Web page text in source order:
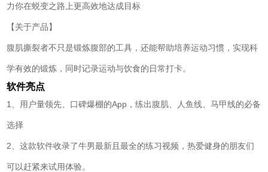
力你在蜕变之路上更高效地达成目标
【关于产品】
腹肌撕裂者不只是锻炼腹部的工具，还能帮助培养运动习惯，实现科
学有效的锻炼，同时记录运动与饮食的日常打卡。
软件亮点
1、用户量领先、口碑爆棚的App，练出腹肌、人鱼线、马甲线的必备
选择
2、这款软件收录了牛男最新且最全的练习视频，热爱健身的朋友们
可以赶紧来试用体验。